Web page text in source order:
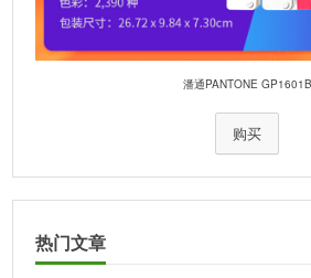
潘通PANTONE GP1601B
购买
热门文章